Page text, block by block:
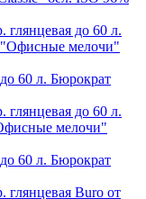
60 л. Бюрократ
60 л. Бюрократ